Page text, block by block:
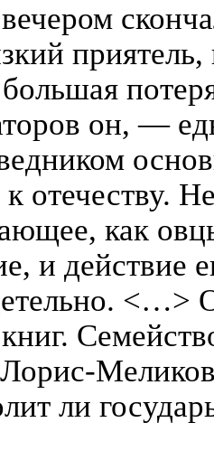
он, —
отечеству.
как
и действие
<…>
ли